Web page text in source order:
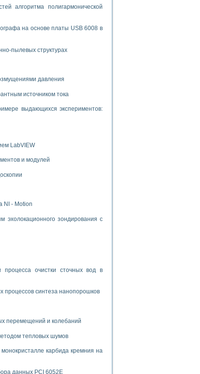
моделирования
проекта РУДН
алгоритма полигармонической
на основе платы USB 6008 в
пылевых структурах
давления
источником тока
выдающихся экспериментов:
LabVIEW
и модулей
NI - Motion
эхолокационного зондирования с
процесса очистки сточных вод в
процессов синтеза нанопорошков
перемещений и колебаний
тепловых шумов
карбида кремния на
данных PCI 6052E